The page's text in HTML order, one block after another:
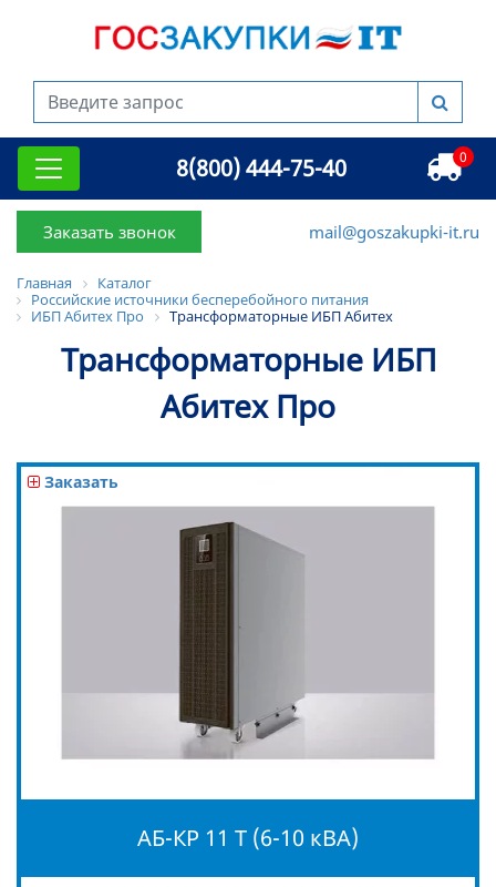
8(800) 444-75-40 0
Заказать звонок mail@goszakupki-it.ru
Главная
Каталог
Российские источники бесперебойного питания
ИБП Абитех Про
Трансформаторные ИБП Абитех
Трансформаторные ИБП
Абитех Про
Заказать
АБ-КР 11 Т (6-10 кВА)